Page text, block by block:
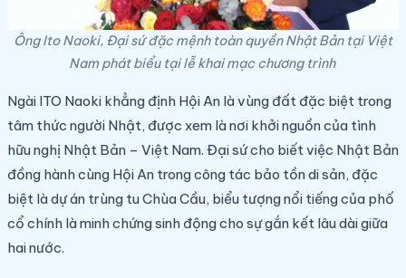
Ông Ito Naoki, Đại sứ đặc mệnh toàn quyền Nhật Bản tại Việt
Nam phát biểu tại lễ khai mạc chương trình
Ngài ITO Naoki khẳng định Hội An là vùng đất đặc biệt trong
tâm thức người Nhật, được xem là nơi khởi nguồn của tình
hữu nghị Nhật Bản – Việt Nam. Đại sứ cho biết việc Nhật Bản
đồng hành cùng Hội An trong công tác bảo tồn di sản, đặc
biệt là dự án trùng tu Chùa Cầu, biểu tượng nổi tiếng của phố
cổ chính là minh chứng sinh động cho sự gắn kết lâu dài giữa
hai nước.